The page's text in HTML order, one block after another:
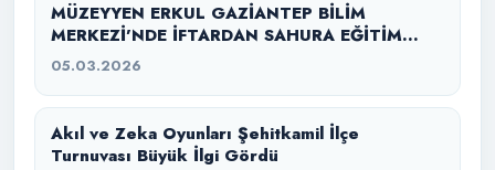
MÜZEYYEN ERKUL GAZİANTEP BİLİM
MERKEZİ’NDE İFTARDAN SAHURA EĞİTİM
SEFERBERLİĞİ
05.03.2026
Akıl ve Zeka Oyunları Şehitkamil İlçe
Turnuvası Büyük İlgi Gördü